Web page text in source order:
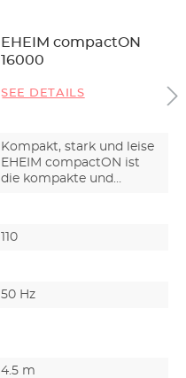
EHEIM compactON
16000
SEE DETAILS
Kompakt, stark und leise
EHEIM compactON ist
die kompakte und
110
50 Hz
4.5 m